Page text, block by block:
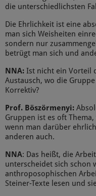
die unterschiedlichsten
Die Ehrlichkeit ist eine
man sich Weisheiten
sondern nur
betrügt man sich und
NNA: Ist nicht ein Vorteil
Austausch, wo die
Korrektiv?
Prof. Böszörmenyi:
Gruppen ist es oft
wenn man darüber
anderen auch.
NNA: Das heißt, die
unterscheidet sich schon
anthroposophischen
Steiner-Texte lesen und